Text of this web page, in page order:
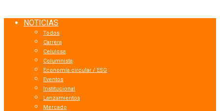
NOTICIAS
Todos
Carrera
Celulosa
Columnista
Economía circular / ESG
Eventos
Institucional
Lanzamientos
Mercado